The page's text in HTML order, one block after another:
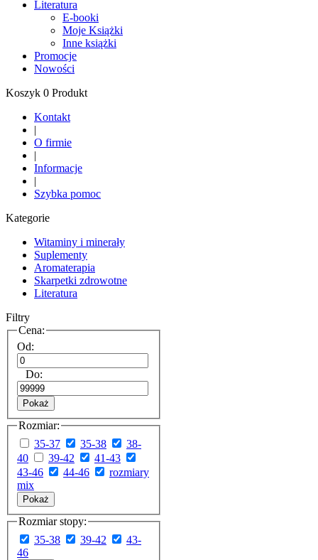
Literatura
E-booki
Moje Książki
Inne książki
Promocje
Nowości
Koszyk 0 Produkt
Kontakt
|
O firmie
|
Informacje
|
Szybka pomoc
Kategorie
Witaminy i minerały
Suplementy
Aromaterapia
Skarpetki zdrowotne
Literatura
Filtry
Cena:
Od:
Do:
Pokaż
Rozmiar:
35-37
35-38
38-
40
39-42
41-43
43-46
44-46
rozmiary
mix
Pokaż
Rozmiar stopy:
35-38
39-42
43-
46